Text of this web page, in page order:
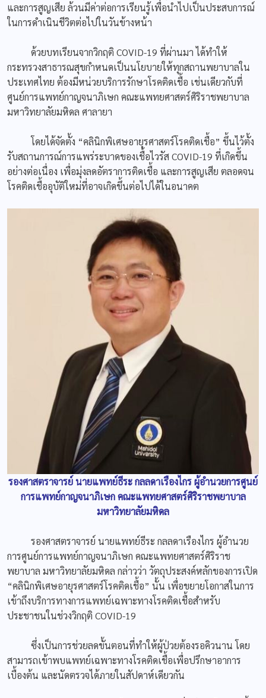
และการสูญเสีย ล้วนมีค่าต่อการเรียนรู้เพื่อนำไปเป็นประสบการณ์
ในการดำเนินชีวิตต่อไปในวันข้างหน้า
ด้วยบทเรียนจากวิกฤติ COVID-19 ที่ผ่านมา ได้ทำให้
กระทรวงสาธารณสุขกำหนดเป็นนโยบายให้ทุกสถานพยาบาลใน
ประเทศไทย ต้องมีหน่วยบริการรักษาโรคติดเชื้อ เช่นเดียวกับที่
ศูนย์การแพทย์กาญจนาภิเษก คณะแพทยศาสตร์ศิริราชพยาบาล
มหาวิทยาลัยมหิดล ศาลายา
โดยได้จัดตั้ง “คลินิกพิเศษอายุรศาสตร์โรคติดเชื้อ” ขึ้นไว้ตั้ง
รับสถานการณ์การแพร่ระบาดของเชื้อไวรัส COVID-19 ที่เกิดขึ้น
อย่างต่อเนื่อง เพื่อมุ่งลดอัตราการติดเชื้อ และการสูญเสีย ตลอดจน
โรคติดเชื้ออุบัติใหม่ที่อาจเกิดขึ้นต่อไปได้ในอนาคต
รองศาสตราจารย์ นายแพทย์ธีระ กลลดาเรืองไกร ผู้อำนวยการศูนย์
การแพทย์กาญจนาภิเษก คณะแพทยศาสตร์ศิริราชพยาบาล
มหาวิทยาลัยมหิดล
รองศาสตราจารย์ นายแพทย์ธีระ กลลดาเรืองไกร ผู้อำนวย
การศูนย์การแพทย์กาญจนาภิเษก คณะแพทยศาสตร์ศิริราช
พยาบาล มหาวิทยาลัยมหิดล กล่าวว่า วัตถุประสงค์หลักของการเปิด
“คลินิกพิเศษอายุรศาสตร์โรคติดเชื้อ” นั้น เพื่อขยายโอกาสในการ
เข้าถึงบริการทางการแพทย์เฉพาะทางโรคติดเชื้อสำหรับ
ประชาชนในช่วงวิกฤติ COVID-19
ซึ่งเป็นการช่วยลดขั้นตอนที่ทำให้ผู้ป่วยต้องรอคิวนาน โดย
สามารถเข้าพบแพทย์เฉพาะทางโรคติดเชื้อเพื่อปรึกษาอาการ
เบื้องต้น และนัดตรวจได้ภายในสัปดาห์เดียวกัน